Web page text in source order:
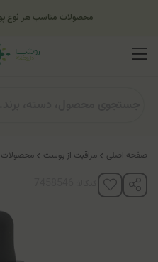
صفحه اصلی مراقبت از پوست محصولات
محصولات مناسب هر نوع